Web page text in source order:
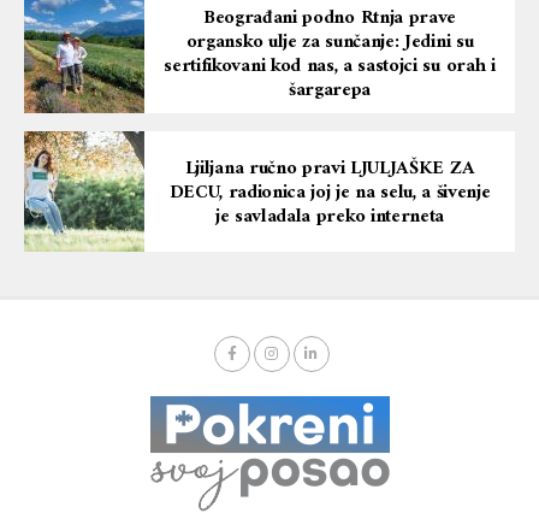
Beograđani podno Rtnja prave
organsko ulje za sunčanje: Jedini su
sertifikovani kod nas, a sastojci su orah i
šargarepa
Ljiljana ručno pravi LJULJAŠKE ZA
DECU, radionica joj je na selu, a šivenje
je savladala preko interneta